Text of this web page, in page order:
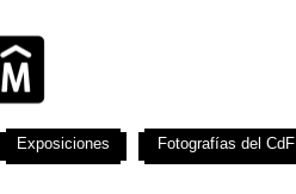
Exposiciones Fotografías del CdF